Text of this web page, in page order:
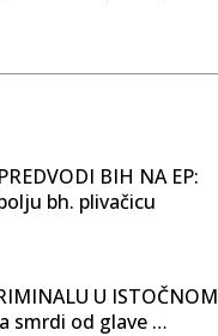
BIH NA EP:
bh. plivačicu
U ISTOČNOM
smrdi od glave …